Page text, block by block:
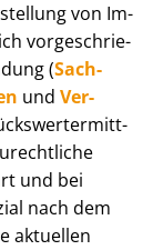
von Im­
vor­ge­schrie­
(Sach­
und Ver­
und bei
nach dem
aktuellen